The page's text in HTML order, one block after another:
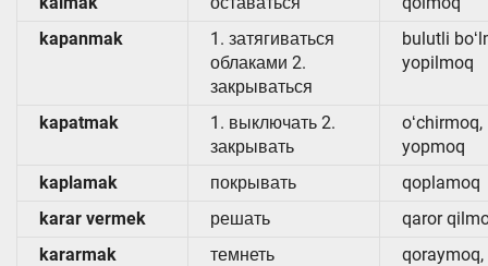
kapanmak
1. затягиваться
облаками 2.
закрываться
bulutli
yopilmoq
kapatmak
1. выключать 2.
закрывать
oʻchirmoq,
yopmoq
kaplamak
покрывать
qoplamoq
karar vermek
решать
qaror
kararmak
темнеть
qoraymoq,